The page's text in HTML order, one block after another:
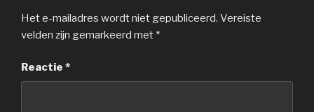
Het e-mailadres wordt niet gepubliceerd. Vereiste
velden zijn gemarkeerd met *
Reactie *